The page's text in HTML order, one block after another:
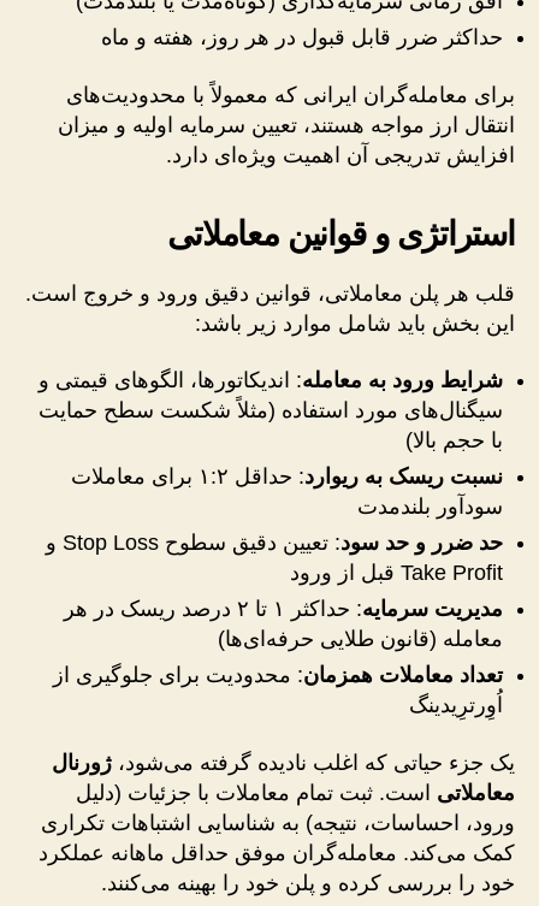
حداکثر ضرر قابل قبول در هر روز، هفته و ماه
برای معامله‌گران ایرانی که معمولاً با محدودیت‌های
انتقال ارز مواجه هستند، تعیین سرمایه اولیه و میزان
افزایش تدریجی آن اهمیت ویژه‌ای دارد.
استراتژی و قوانین معاملاتی
قلب هر پلن معاملاتی، قوانین دقیق ورود و خروج است.
این بخش باید شامل موارد زیر باشد:
شرایط ورود به معامله: اندیکاتورها، الگوهای قیمتی و
سیگنال‌های مورد استفاده (مثلاً شکست سطح حمایت
با حجم بالا)
نسبت ریسک به ریوارد
: حداقل ۱:۲ برای معاملات
سودآور بلندمدت
حد ضرر و حد سود
: تعیین دقیق سطوح Stop Loss و
Take Profit قبل از ورود
مدیریت سرمایه
: حداکثر ۱ تا ۲ درصد ریسک در هر
معامله (قانون طلایی حرفه‌ای‌ها)
تعداد معاملات همزمان: محدودیت برای جلوگیری از
اُوِرترِیدینگ
یک جزء حیاتی که اغلب نادیده گرفته می‌شود، ژورنال
معاملاتی است. ثبت تمام معاملات با جزئیات (دلیل
ورود، احساسات، نتیجه) به شناسایی اشتباهات تکراری
کمک می‌کند. معامله‌گران موفق حداقل ماهانه عملکرد
خود را بررسی کرده و پلن خود را بهینه می‌کنند.